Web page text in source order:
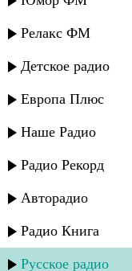
Релакс ФМ
Детское радио
Европа Плюс
Наше Радио
Радио Рекорд
Авторадио
Радио Книга
Русское радио
Султан - Кавказ
Султан -
Султан и
Анастасия
любовь
Марина